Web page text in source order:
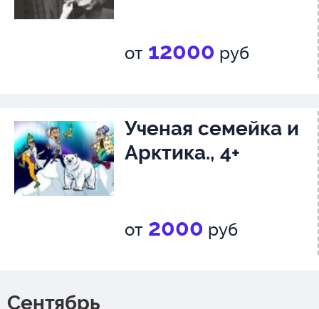
от 12000 руб
Ученая семейка и
Арктика., 4+
от 2000 руб
Сентябрь